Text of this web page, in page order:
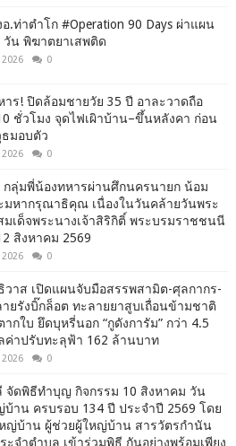
.ท่าตำโก #Operation 90 Days ผ่าแผน
วัน พิฆาตยาเสพติด
0
าร! ปิดล้อมชายวัย 35 ปี อาละวาดถือ
ชั่วโมง จุดไฟเผิาบ้าน–ขึ้นหลังคา ก่อน
ธมอบตัว
0
ลุ่มพี่น้องทหารผ่านศึกนครนายก น้อม
มหากรุณาธิคุณ เนื่องในวันคล้ายวันพระ
เด็จพระนางเจ้าสิริกิติ์ พระบรมราชชนนี
สิงหาคม 2569
0
วาส เปิดแผนจับมือสรรพสามิต-ศุลกากร-
ยรังบิ๊กล็อต ทะลายยาสูบเถื่อนข้ามชาติ
กใบ ยึดบุหรี่นอก “กูดังการัม” กว่า 4.5
ค่าปรับทะลุฟ้า 162 ล้านบาท
0
จัดพิธีทำบุญ กิจกรรม 10 สิงหาคม วัน
าน ครบรอบ 134 ปี ประจำปี 2569 โดย
ญ่บ้าน ผู้ช่วยผู้ใหญ่บ้าน สารวัตรกำนัน
ะจำตำบล เข้าร่วมพิธี กันอย่างพร้อมเพียง